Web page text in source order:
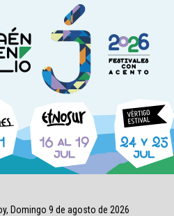
Domingo 9 de agosto de 2026